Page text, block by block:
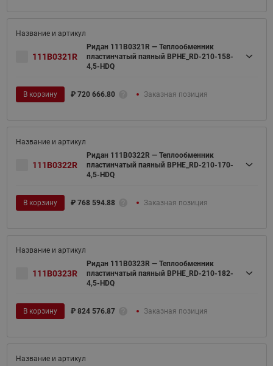
111B0321R
Ридан 111B0321R — Теплообменник
пластинчатый паяный BPHE_RD-210-158-
4,5-HDQ
В корзину ₽ 720 666.80 Заказная позиция
111B0322R
Ридан 111B0322R — Теплообменник
пластинчатый паяный BPHE_RD-210-170-
4,5-HDQ
В корзину ₽ 768 594.88 Заказная позиция
111B0323R
Ридан 111B0323R — Теплообменник
пластинчатый паяный BPHE_RD-210-182-
4,5-HDQ
В корзину ₽ 824 576.87 Заказная позиция